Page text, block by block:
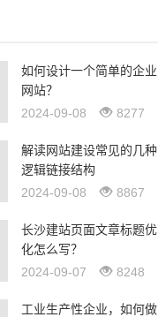
如何设计一个简单的企业
网站？
2024-09-08
8277
解读网站建设常见的几种
逻辑链接结构
2024-09-08
8867
长沙建站页面文章标题优
化怎么写？
2024-09-07
8248
工业生产性企业，如何做